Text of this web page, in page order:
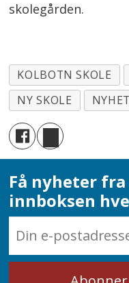
skolegården.
KOLBOTN SKOLE
NY SKOLE
Få nyheter
innboksen